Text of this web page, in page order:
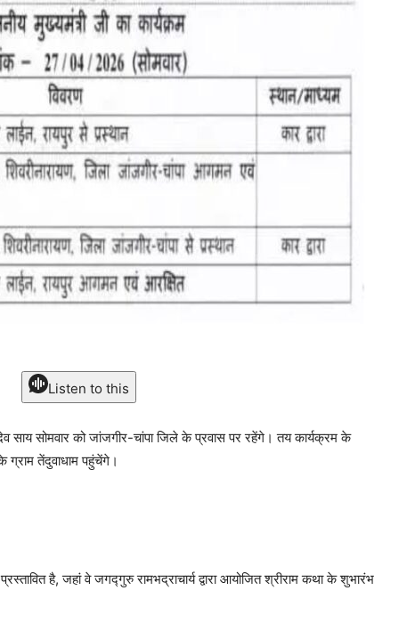
Listen to this
साय सोमवार को जांजगीर-चांपा जिले के प्रवास पर रहेंगे। तय कार्यक्रम के
ग्राम तेंदुवाधाम पहुंचेंगे।
है, जहां वे जगद्गुरु रामभद्राचार्य द्वारा आयोजित श्रीराम कथा के शुभारंभ